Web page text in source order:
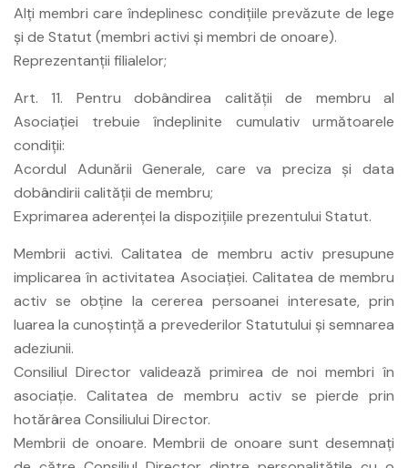
Alţi membri care îndeplinesc condiţiile prevăzute de lege
şi de Statut (membri activi şi membri de onoare).
Reprezentanţii filialelor;
Art. 11. Pentru dobândirea calităţii de membru al
Asociaţiei trebuie îndeplinite cumulativ următoarele
condiţii:
Acordul Adunării Generale, care va preciza şi data
dobândirii calităţii de membru;
Exprimarea aderenţei la dispoziţiile prezentului Statut.
Membrii activi. Calitatea de membru activ presupune
implicarea în activitatea Asociaţiei. Calitatea de membru
activ se obţine la cererea persoanei interesate, prin
luarea la cunoştinţă a prevederilor Statutului şi semnarea
adeziunii.
Consiliul Director validează primirea de noi membri în
asociaţie. Calitatea de membru activ se pierde prin
hotărârea Consiliului Director.
Membrii de onoare. Membrii de onoare sunt desemnaţi